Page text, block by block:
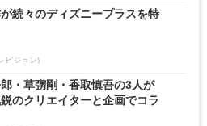
続々のディズニープラスを特
ビジョン)
・草彅剛・香取慎吾の3人が
のクリエイターと企画でコラ